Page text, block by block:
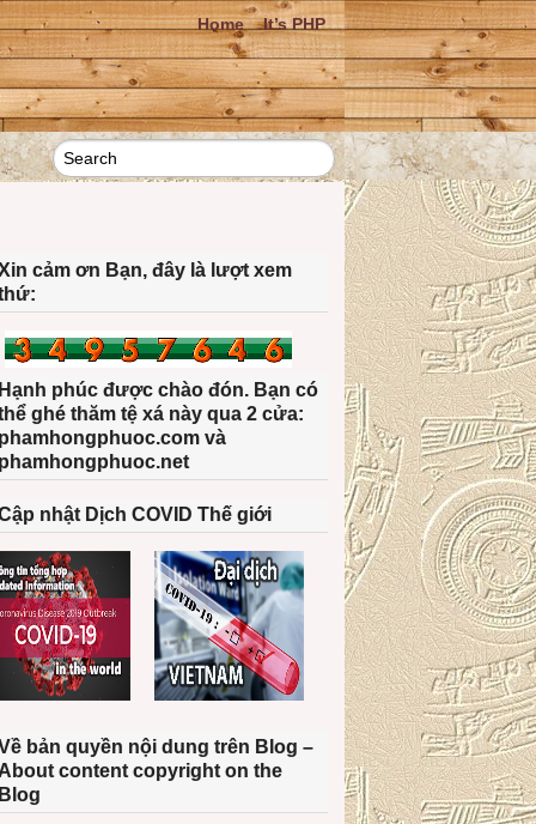
Home It’s PHP
cảm ơn Bạn, đây là lượt xem
phúc được chào đón. Bạn có
ghé thăm tệ xá này qua 2 cửa:
và
nhật Dịch COVID Thế giới
bản quyền nội dung trên Blog –
content copyright on the